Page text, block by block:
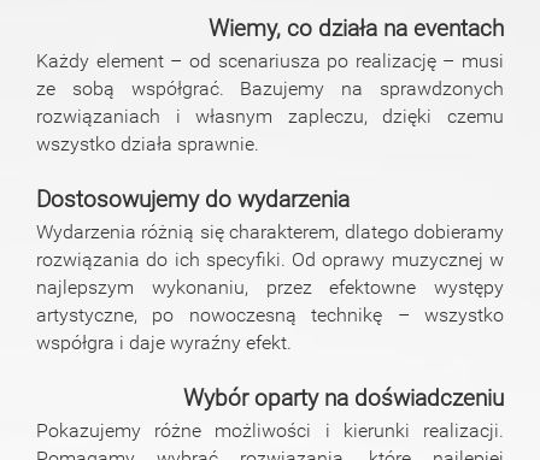
Wiemy, co działa na eventach
Każdy element – od scenariusza po realizację – musi
ze sobą współgrać. Bazujemy na sprawdzonych
rozwiązaniach i własnym zapleczu, dzięki czemu
wszystko działa sprawnie.
Dostosowujemy do wydarzenia
Wydarzenia różnią się charakterem, dlatego dobieramy
rozwiązania do ich specyfiki. Od oprawy muzycznej w
najlepszym wykonaniu, przez efektowne występy
artystyczne, po nowoczesną technikę – wszystko
współgra i daje wyraźny efekt.
Wybór oparty na doświadczeniu
Pokazujemy różne możliwości i kierunki realizacji.